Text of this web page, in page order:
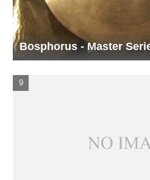
Bosphorus - Master